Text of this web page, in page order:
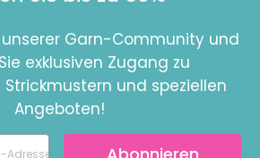
unserer Garn-Community und
exklusiven Zugang zu
und speziellen
Angeboten!